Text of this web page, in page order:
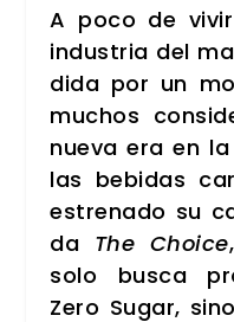
A poco de
indus­tria del
di­da por un
muchos
nue­va era en
las bebi­das
estre­na­do su
da The Choi­ce
solo bus­ca
Zero Sugar,